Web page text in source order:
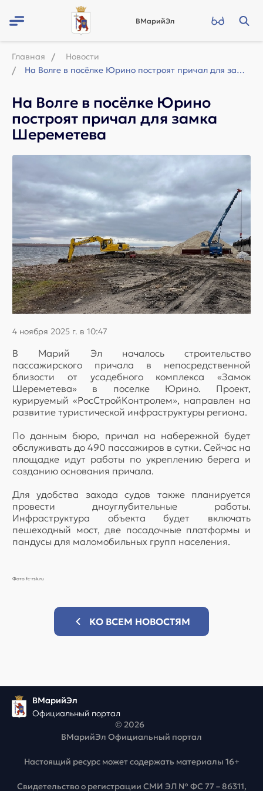
ВМарийЭл
Главная
Новости
На Волге в посёлке Юрино построят причал для замка Шереметева
На Волге в посёлке Юрино
построят причал для замка
Шереметева
4 ноября 2025 г. в 10:47
В Марий Эл началось строительство
пассажирского причала в непосредственной
близости от усадебного комплекса «Замок
Шереметева» в поселке Юрино. Проект,
курируемый «РосСтройКонтролем», направлен на
развитие туристической инфраструктуры региона.
По данным бюро, причал на набережной будет
обслуживать до 490 пассажиров в сутки. Сейчас на
площадке идут работы по укреплению берега и
созданию основания причала.
Для удобства захода судов также планируется
провести дноуглубительные работы.
Инфраструктура объекта будет включать
пешеходный мост, две посадочные платформы и
пандусы для маломобильных групп населения.
Фото fc-rsk.ru
КО ВСЕМ НОВОСТЯМ
ВМарийЭл
Официальный портал
© 2026
ВМарийЭл Официальный портал
Настоящий ресурс может содержать материалы 16+
Свидетельство о регистрации СМИ ЭЛ № ФС 77 – 86311,